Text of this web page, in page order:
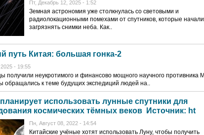
Пт, Декабрь 12, 2025 - 1:52
Земная астрономия уже столкнулась со световыми и
радиолокационными помехами от спутников, которые начали
загрязнять снимки неба. Как..
путь Китая: большая гонка-2
- 19:55
получили неукротимого и финансово мощного научного противника
обращались к теме будущих экспедиций людей на..
планирует использовать лунные спутники для
космических тёмных веков Источник: ht
Пн, Август 08, 2022 - 14:54
Китайские учёные хотят использовать Луну, чтобы получить